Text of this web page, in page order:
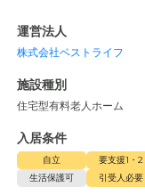
運営法人
株式会社ベストライフ
施設種別
住宅型有料老人ホーム
入居条件
自立 要支援1・2
生活保護可
引受人必要